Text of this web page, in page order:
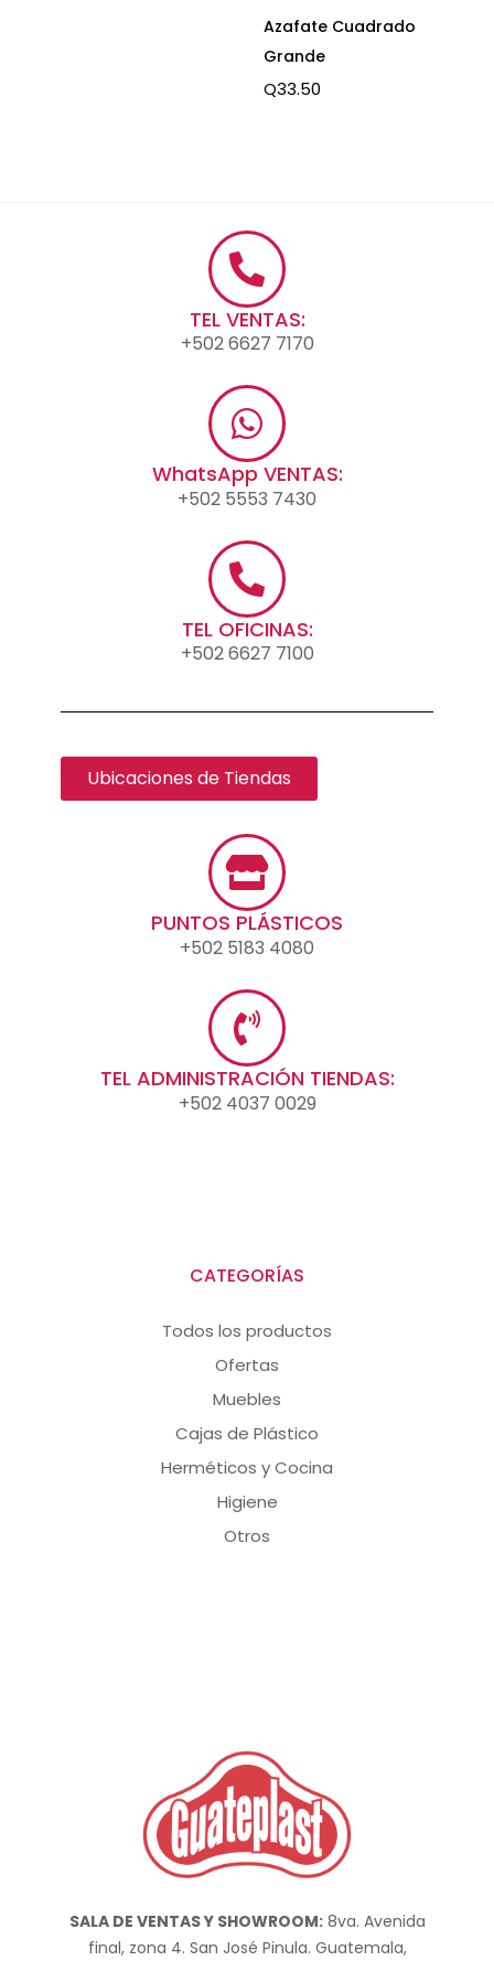
Azafate Cuadrado
Grande
Q33.50
TEL VENTAS:
+502 6627 7170
WhatsApp VENTAS:
+502 5553 7430
TEL OFICINAS:
+502 6627 7100
Ubicaciones de Tiendas
PUNTOS PLÁSTICOS
+502 5183 4080
TEL ADMINISTRACIÓN TIENDAS:
+502 4037 0029
CATEGORÍAS
Todos los productos
Ofertas
Muebles
Cajas de Plástico
Herméticos y Cocina
Higiene
Otros
SALA DE VENTAS Y SHOWROOM:8va. Avenida
final, zona 4. San José Pinula. Guatemala,